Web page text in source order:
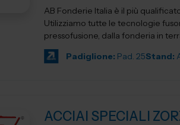
AB Fonderie Italia è il più
Utilizziamo tutte le tecnologie
pressofusione, dalla fonderia in
Padiglione: Pad. 25Stand:
ACCIAI SPECIALI